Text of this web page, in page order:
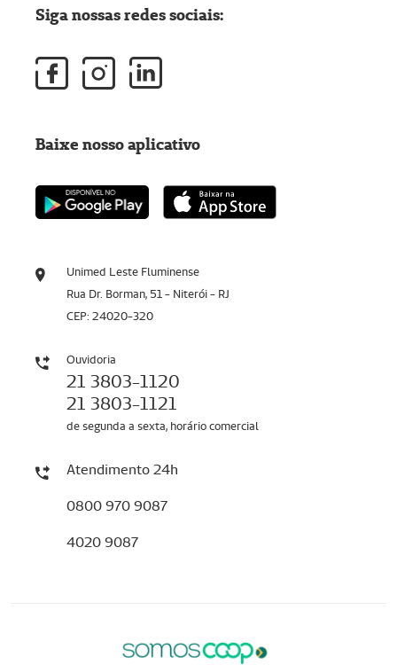
Unimed Leste Fluminense
Rua Dr. Borman, 51 - Niterói - RJ
CEP: 24020-320
Ouvidoria
21 3803-1120
21 3803-1121
de segunda a sexta, horário comercial
Atendimento 24h
0800 970 9087
4020 9087
Siga nossas redes sociais:
Baixe nosso aplicativo